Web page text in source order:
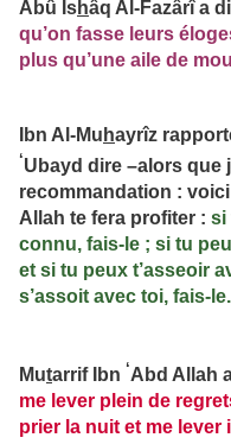
Abû Ishâq Al-Fazârî a
qu’on fasse leurs
plus qu’une aile de
Ibn Al-Mu hayrîz
‘Ubayd dire –alors que
recommandation :
Allah te fera profiter : si
connu, fais-le ; si tu
et si tu peux t’asseoir
s’assoit avec toi, fais-le.
Mutarrif Ibn ‘Abd Allah
me lever plein de
prier la nuit et me lever